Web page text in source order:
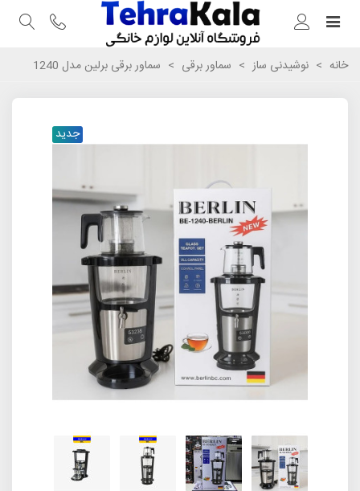
خانه > نوشیدنی ساز > سماور برقی > سماور برقی برلین مدل 1240
جدید